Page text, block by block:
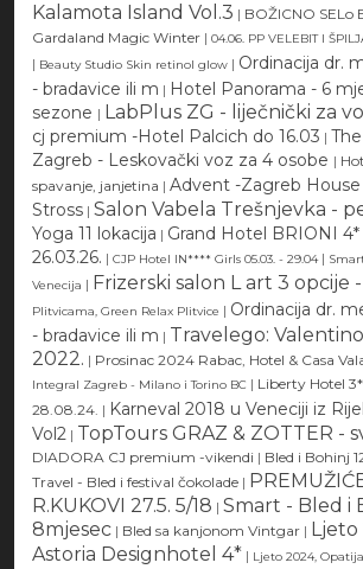
Kalamota Island Vol.3 | BOŽICNO SELo
Gardaland Magic Winter | 04.06. PP VELEBIT I
| Beauty Studio Skin retinol glow | Ordinacija dr.
- bradavice ili m | Hotel Panorama - 6
sezone | LabPlus ZG - liječnički za
cj premium -Hotel Palcich do 16.03 |
Zagreb - Leskovački voz za 4 osobe |
spavanje, janjetina | Advent -Zagreb
Stross | Salon Vabela Trešnjevka -
Yoga 11 lokacija | Grand Hotel BRIONI
26.03.26. | CJP Hotel IN**** Girls 05.03. - 29.04 |
Venecija | Frizerski salon L art 3 opcije
Plitvicama, Green Relax Plitvice | Ordinacija dr.
- bradavice ili m | Travelego:
2022. | Prosinac 2024 Rabac, Hotel & Casa
Integral Zagreb - Milano i Torino BC | Liberty Hotel
28.08.24. | Karneval 2018 u Veneciji iz
Vol2 | TopTours GRAZ & ZOTTER -
DIADORA CJ premium -vikendi | Bled i Bohinj
Travel - Bled i festival čokolade |
R.KUKOVI 27.5. 5/18 | Smart - Bled i
8mjesec | Bled sa kanjonom Vintgar | Ljeto
Astoria Designhotel 4* | Ljeto 2024,